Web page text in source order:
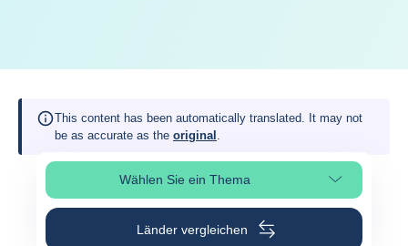
This content has been automatically translated. It may not
be as accurate as the original .
Wählen Sie ein ThemaSeitenabschnitt auswählen
Länder vergleichen